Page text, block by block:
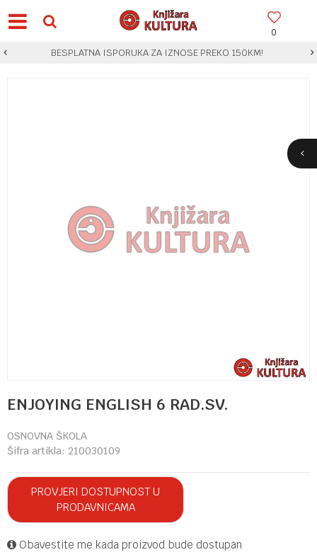
0
BESPLATNA ISPORUKA ZA IZNOSE PREKO 150KM!
ENJOYING ENGLISH 6 RAD.SV.
OSNOVNA ŠKOLA
Šifra artikla: 210030109
PROVJERI DOSTUPNOST U
PRODAVNICAMA
Obavestite me kada proizvod bude dostupan